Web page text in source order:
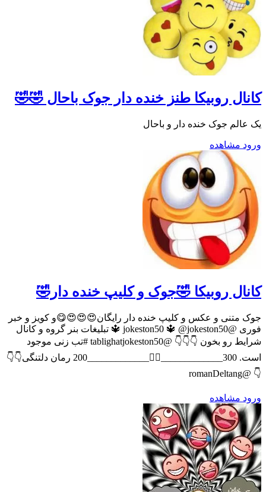
کانال روبیکا طنز خنده دار جوک باحال 🤣🤣
یک عالم جوک خنده دار و باحال
ورود مشاهده
کانال روبیکا 🤣جوک و کلیپ خنده دار🤣
جوک متنی و عکس و کلیپ خنده دار رایگان😍😍😍😋و کویز و خبر
فوری @jokeston50 🔱 @jokeston50 🔱 تبلیغات بنر گروه و کانال
شرایط رو بخون 👇👇👇 @tablighatjokeston50 #تب زنی موجود
است. 300_____________🚴‍♂️_____________200 رمان دلتنگی👇👇
👇 @romanDeltang
ورود مشاهده